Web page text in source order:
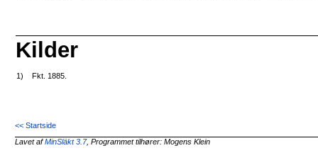
Kilder
1) Fkt. 1885.
<< Startside
Lavet afMinSläkt 3.7, Programmet tilhører: Mogens Klein